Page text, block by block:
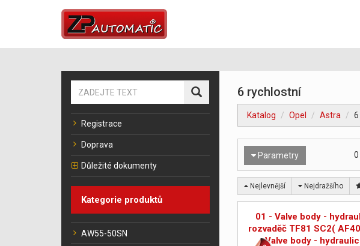
Registrace
Doprava
Důležité dokumenty
Kategorie produktů
AW55-50SN
6 rychlostní
Katalog Opel Astra
Parametry 0
Nejlevnější Nejdražšího
01 - Valve body -
rozvaděč TF81 SC2(
Valve body -